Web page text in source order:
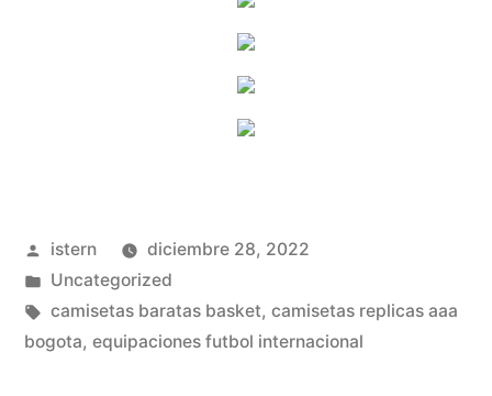
Publicado
por
istern
diciembre 28, 2022
Publicado
en
Uncategorized
Etiquetas:
camisetas baratas basket, camisetas replicas aaa
bogota, equipaciones futbol internacional